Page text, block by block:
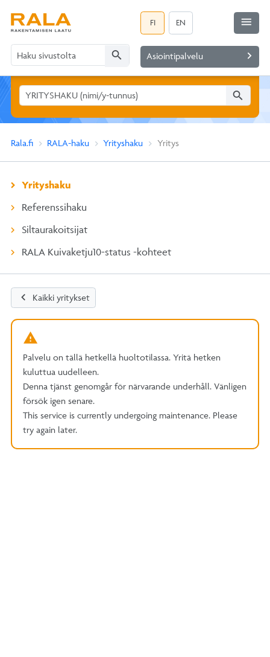
FI EN
search Asiointipalvelu navigate_next
menu
search
Rala.fi RALA-haku Yrityshaku Yritys
Yrityshaku
Referenssihaku
Siltaurakoitsijat
RALA Kuivaketju10-status -kohteet
chevron_left Kaikki yritykset
Palvelu on tällä hetkellä huoltotilassa. Yritä hetken
kuluttua uudelleen.
Denna tjänst genomgår för närvarande underhåll. Vänligen
försök igen senare.
This service is currently undergoing maintenance. Please
try again later.